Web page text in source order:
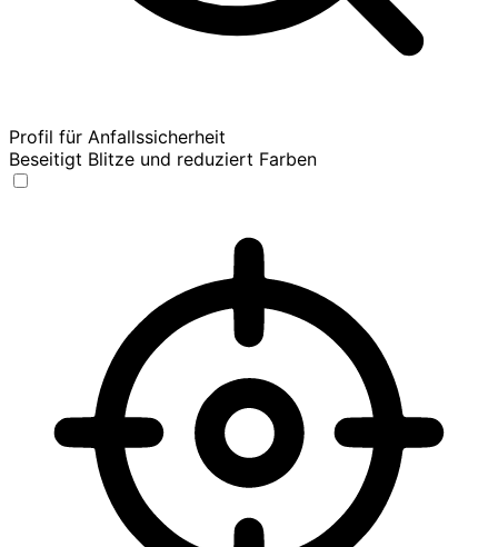
Profil für Anfallssicherheit
Beseitigt Blitze und reduziert Farben